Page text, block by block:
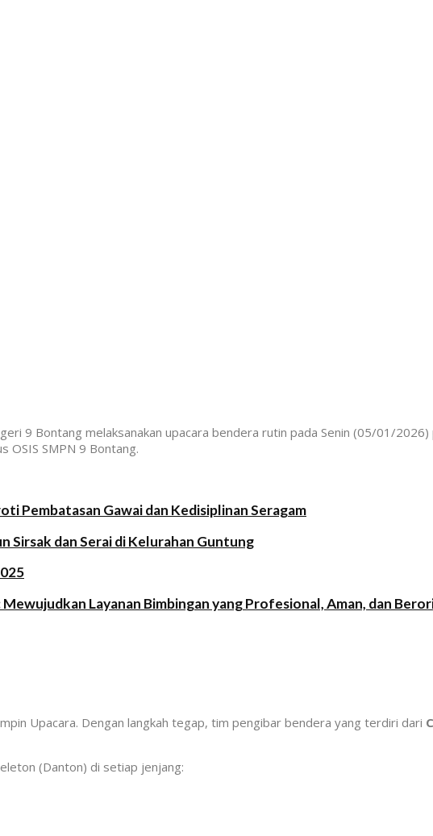
9 Bontang melaksanakan upacara bendera rutin pada Senin (05/01/
OSIS SMPN 9 Bontang.
Pembatasan Gawai dan Kedisiplinan Seragam
Sirsak dan Serai di Kelurahan Guntung
Layanan Bimbingan yang Profesional, Aman, dan
Upacara. Dengan langkah tegap, tim pengibar bendera yang terdiri dari
(Danton) di setiap jenjang: